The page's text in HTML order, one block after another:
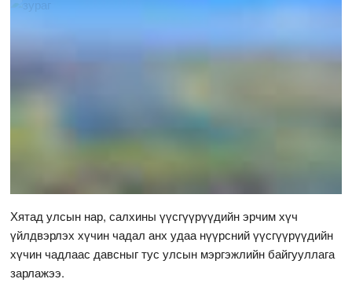
Хятад улсын нар, салхины үүсгүүрүүдийн эрчим хүч
үйлдвэрлэх хүчин чадал анх удаа нүүрсний үүсгүүрүүдийн
хүчин чадлаас давсныг тус улсын мэргэжлийн байгууллага
зарлажээ.